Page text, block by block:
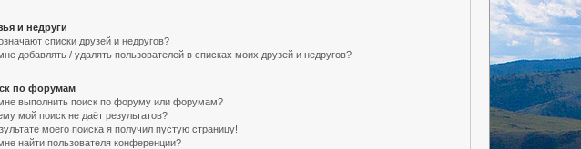
и недруги
списки друзей и недругов?
добавлять / удалять пользователей в списках моих друзей и недругов?
по форумам
выполнить поиск по форуму или форумам?
мой поиск не даёт результатов?
моего поиска я получил пустую страницу!
найти пользователя конференции?